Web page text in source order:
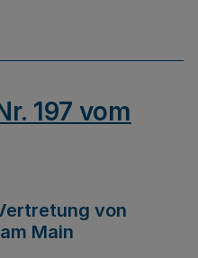
197 vom
von
Main